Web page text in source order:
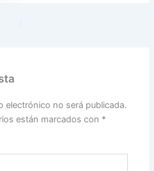
electrónico no será publicada.
están marcados con *